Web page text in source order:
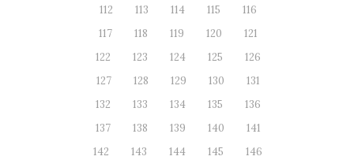
112
113 114 115
116
117
118 119 120
121
122
123 124 125
126
127
128 129 130
131
132
133 134 135
136
137
138 139 140
141
142
143 144 145
146